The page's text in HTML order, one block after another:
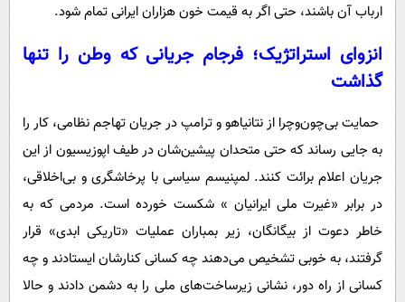
ارباب آن باشند، حتی اگر به قیمت خون هزاران ایرانی تمام شود.
انزوای استراتژیک؛ فرجام جریانی که وطن را تنها
گذاشت
حمایت بی‌چون‌وچرا از نتانیاهو و ترامپ در جریان تهاجم نظامی، کار را
به جایی رساند که حتی متحدان پیشین‌شان در طیف اپوزیسیون از این
جریان اعلام برائت کنند. لمپنیسم سیاسی با پرخاشگری‌ و بی‌اخلاقی‌،
در برابر «غیرت ملی ايرانيان » شکست خورده است. مردمی که به
خاطر دعوت از بیگانگان، زیر بمباران عملیات «تاریکی ابدی» قرار
گرفتند، به خوبی تشخیص می‌دهند چه کسانی کنارشان ایستادند و چه
کسانی از راه دور، نشانی زیرساخت‌های ملی را به دشمن دادند و حالا